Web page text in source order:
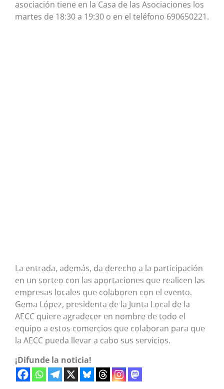
asociación tiene en la Casa de las Asociaciones los
martes de 18:30 a 19:30 o en el teléfono 690650221.
La entrada, además, da derecho a la participación
en un sorteo con las aportaciones que realicen las
empresas locales que colaboren con el evento.
Gema López, presidenta de la Junta Local de la
AECC quiere agradecer en nombre de todo el
equipo a estos comercios que colaboran para que
la AECC pueda llevar a cabo sus servicios.
¡Difunde la noticia!